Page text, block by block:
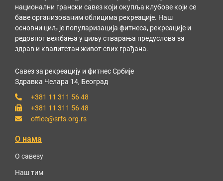
национални грански савез који окупља клубове који се
баве организованим облицима рекреације. Наш
основни циљ је популаризација фитнеса, рекреације и
редовног вежбања у циљу стварања предуслова за
здрав и квалитетан живот свих грађана.
Савез за рекреацију и фитнес Србије
Здравка Челара 14, Београд
+381 11 311 56 48
+381 11 311 56 48
office@srfs.org.rs
О нама
О савезу
Наш тим